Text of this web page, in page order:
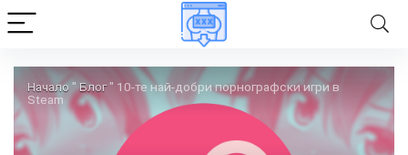
Начало " Блог" 10-те най-добри порнографски игри в
Steam